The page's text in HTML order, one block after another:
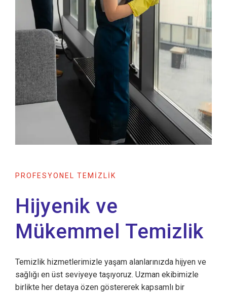
PROFESYONEL TEMİZLİK
Hijyenik ve
Mükemmel Temizlik
Temizlik hizmetlerimizle yaşam alanlarınızda hijyen ve
sağlığı en üst seviyeye taşıyoruz. Uzman ekibimizle
birlikte her detaya özen göstererek kapsamlı bir